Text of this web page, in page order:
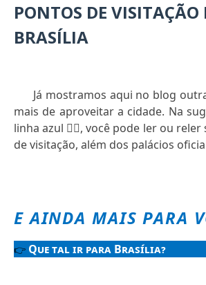
PONTOS DE VISITAÇÃO
BRASÍLIA
Já mostramos aqui no blog
mais de aproveitar a cidade. Na
linha azul 👇🏻, você pode ler ou reler
de visitação, além dos palácios
E AINDA MAIS PARA
👉 Que tal ir para Brasília?